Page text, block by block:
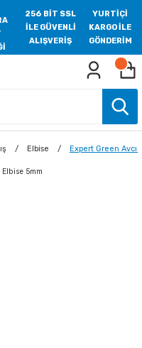
256 BİT SSL
İLE GÜVENLİ
ALIŞVERİŞ
YURTİÇİ
KARGO İLE
GÖNDERİM
Elbise Expert Green Avcı